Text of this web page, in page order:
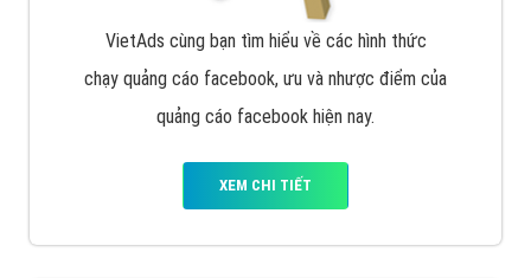
VietAds cùng bạn tìm hiểu về các hình thức
chạy quảng cáo facebook, ưu và nhược điểm của
quảng cáo facebook hiện nay.
XEM CHI TIẾT